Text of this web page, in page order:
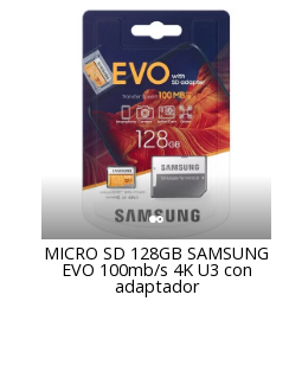
MICRO SD 128GB SAMSUNG
EVO 100mb/s 4K U3 con
adaptador